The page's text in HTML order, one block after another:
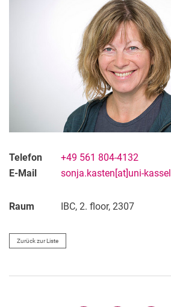
Lehrbeauftragte/r
Adm. Tech. Mitarbeitende/r
Wissenschaftliche Hilfskraft
Absolvent/in
Telefon
+49 561 804-4132
E-Mail
sonja.kasten[at]uni-
Raum IBC, 2. floor, 2307
Zurück zur Liste